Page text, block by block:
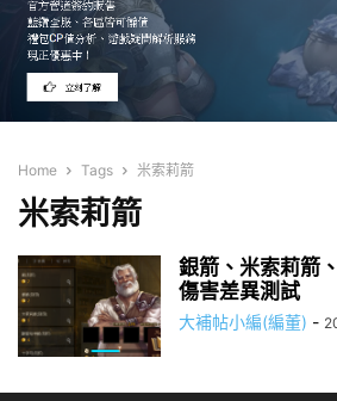
Home Tags 米索莉箭
米索莉箭
銀箭、米索莉箭
傷害差異測試
大補帖小編(編董) -